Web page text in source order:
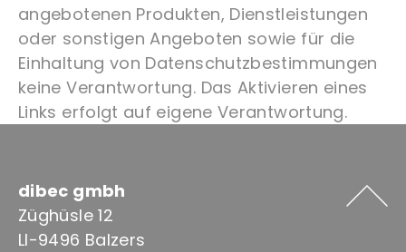
angebotenen Produkten, Dienstleistungen
oder sonstigen Angeboten sowie für die
Einhaltung von Datenschutzbestimmungen
keine Verantwortung. Das Aktivieren eines
Links erfolgt auf eigene Verantwortung.
dibec gmbh
Züghüsle 12
LI-9496 Balzers